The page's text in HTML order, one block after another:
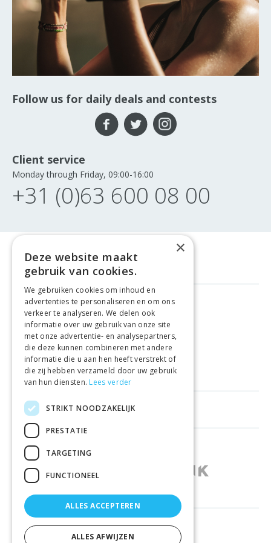
Follow us for daily deals and contests
Client service
Monday through Friday, 09:00-16:00
+31 (0)63 600 08 00
GELD TERUG GARANTIE
VEILIGE AANKOOP
LEVERING €4.99
HELPFUL LINKS
SHOPS IN OTHER COUNTRIES
RELIABLY DELIVERED BY
×
Deze website maakt
gebruik van cookies.
We gebruiken cookies om inhoud en
advertenties te personaliseren en om ons
verkeer te analyseren. We delen ook
informatie over uw gebruik van onze site
met onze advertentie- en analysepartners,
die deze kunnen combineren met andere
informatie die u aan hen heeft verstrekt of
die zij hebben verzameld door uw gebruik
van hun diensten. Lees verder
STRIKT NOODZAKELIJK
PRESTATIE
TARGETING
FUNCTIONEEL
ALLES ACCEPTEREN
ALLES AFWIJZEN